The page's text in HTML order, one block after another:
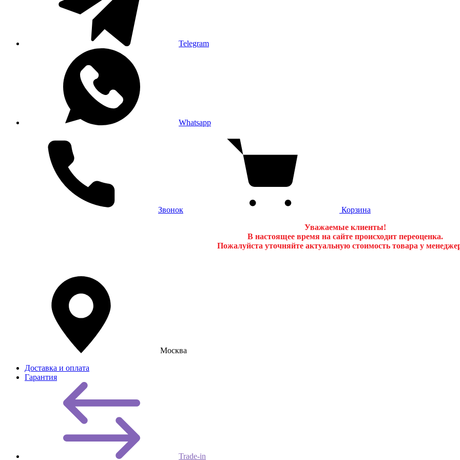
Telegram
Whatsapp
Звонок
Корзина
Уважаемые клиенты!
В настоящее время на сайте происходит переоценка.
Пожалуйста уточняйте актуальную стоимость товара у
Москва
Доставка и оплата
Гарантия
Trade-in